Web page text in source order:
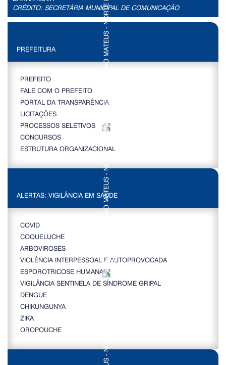
CRÉDITO: SECRETÁRIA MUNICIPAL DE COMUNICAÇÃO
PREFEITURA
PREFEITO
FALE COM O PREFEITO
PORTAL DA TRANSPARÊNCIA
LICITAÇÕES
PROCESSOS SELETIVOS
CONCURSOS
ESTRUTURA ORGANIZACIONAL
ALERTAS: VIGILÂNCIA EM SAÚDE
COVID
COQUELUCHE
ARBOVIROSES
VIOLÊNCIA INTERPESSOAL E AUTOPROVOCADA
ESPOROTRICOSE HUMANA
VIGILÂNCIA SENTINELA DE SÍNDROME GRIPAL
DENGUE
CHIKUNGUNYA
ZIKA
OROPOUCHE